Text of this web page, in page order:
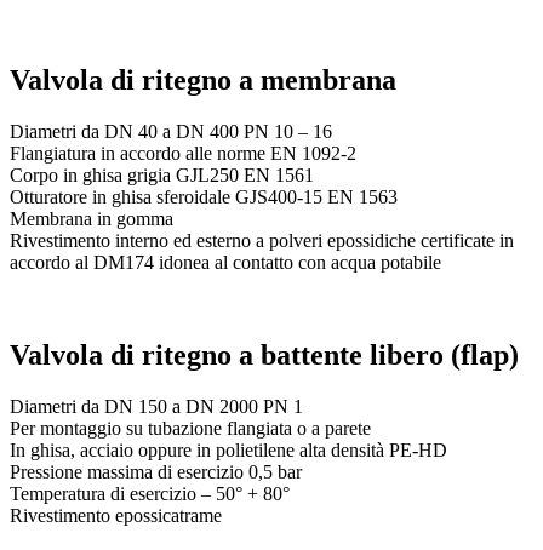
Valvola di ritegno a membrana
Diametri da DN 40 a DN 400 PN 10 – 16
Flangiatura in accordo alle norme EN 1092-2
Corpo in ghisa grigia GJL250 EN 1561
Otturatore in ghisa sferoidale GJS400-15 EN 1563
Membrana in gomma
Rivestimento interno ed esterno a polveri epossidiche certificate in
accordo al DM174 idonea al contatto con acqua potabile
Valvola di ritegno a battente libero (flap)
Diametri da DN 150 a DN 2000 PN 1
Per montaggio su tubazione flangiata o a parete
In ghisa, acciaio oppure in polietilene alta densità PE-HD
Pressione massima di esercizio 0,5 bar
Temperatura di esercizio – 50° + 80°
Rivestimento epossicatrame